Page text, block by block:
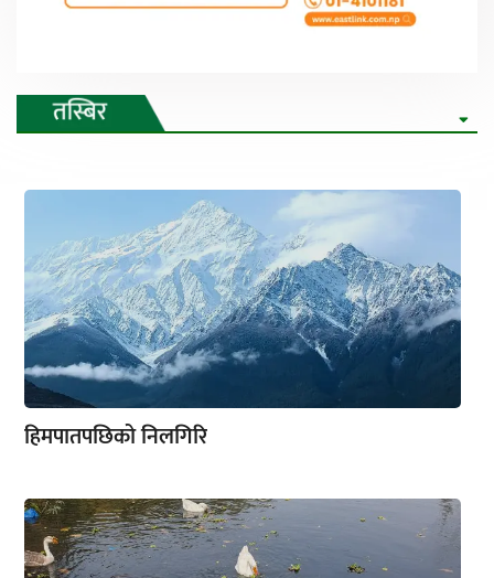
हिमपातपछिको निलगिरि